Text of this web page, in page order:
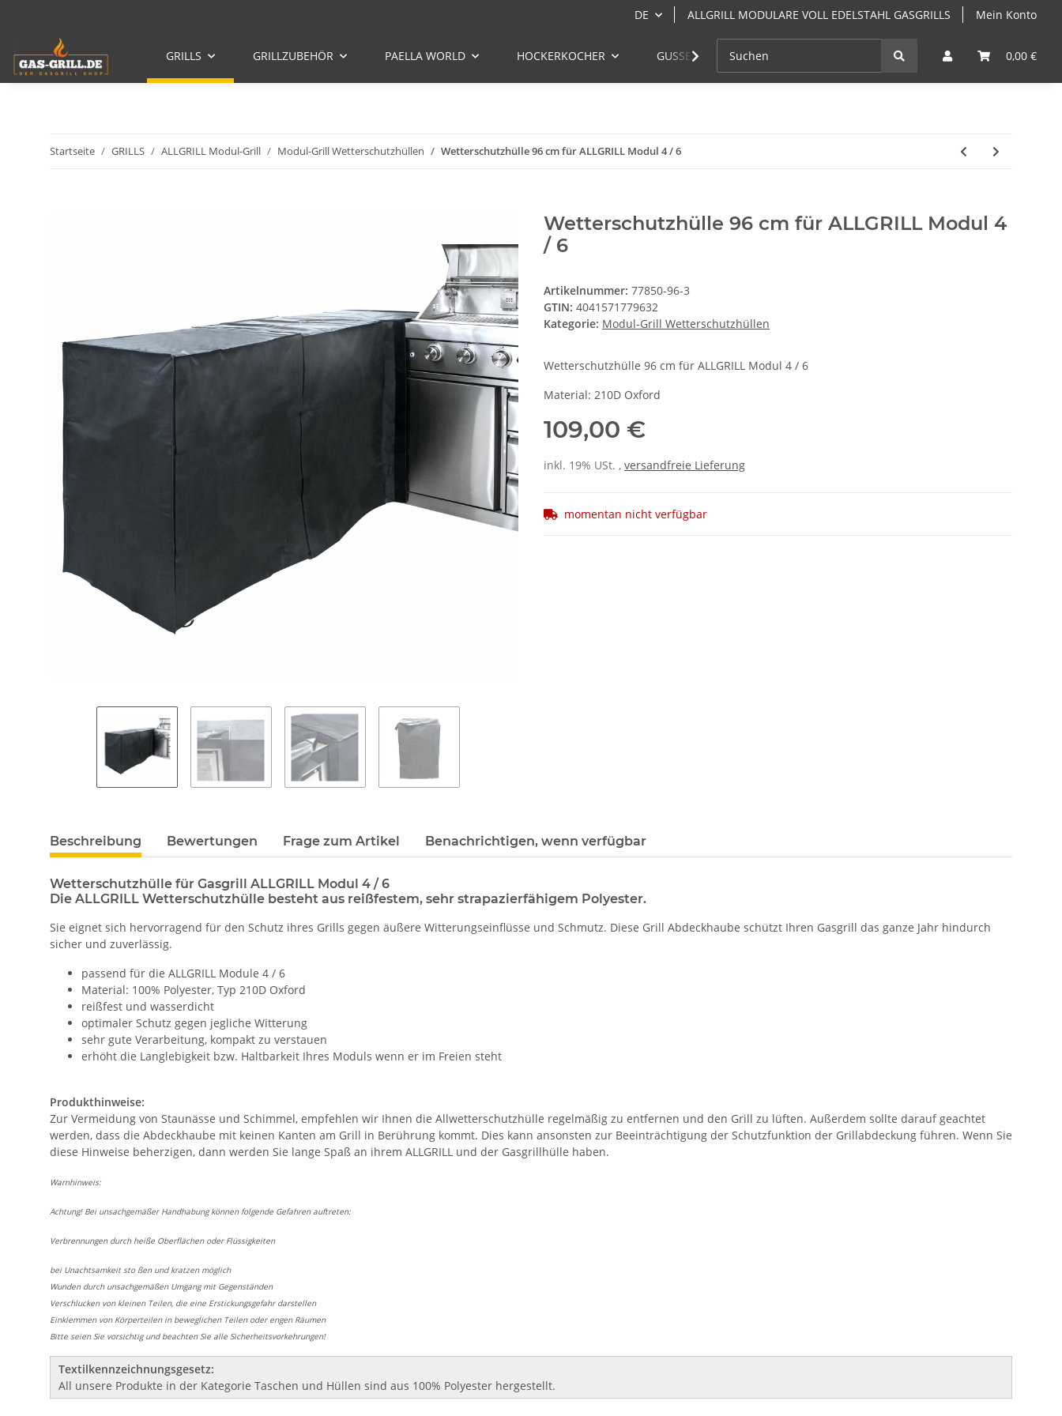
DE ALLGRILL MODULARE VOLL EDELSTAHL GASGRILLS Mein Konto
0,00 €
GRILLS GRILLZUBEHÖR PAELLA WORLD HOCKERKOCHER GUSSEISEN ANGEBOTE GRILLKURSE & GRILLSEMINARE
Startseite GRILLS ALLGRILL Modul-Grill Modul-Grill Wetterschutzhüllen Wetterschutzhülle 96 cm für ALLGRILL Modul 4 / 6
Wetterschutzhülle 96 cm für ALLGRILL Modul 4
/ 6
Artikelnummer: 77850-96-3
GTIN: 4041571779632
Kategorie: Modul-Grill Wetterschutzhüllen
Wetterschutzhülle 96 cm für ALLGRILL Modul 4 / 6
Material: 210D Oxford
109,00 €
inkl. 19% USt. , versandfreie Lieferung
momentan nicht verfügbar
Beschreibung Bewertungen Frage zum Artikel Benachrichtigen, wenn verfügbar
Wetterschutzhülle für Gasgrill ALLGRILL Modul 4 / 6
Die ALLGRILL Wetterschutzhülle besteht aus reißfestem, sehr strapazierfähigem Polyester.
Sie eignet sich hervorragend für den Schutz ihres Grills gegen äußere Witterungseinflüsse und Schmutz. Diese Grill Abdeckhaube schützt Ihren Gasgrill das ganze Jahr hindurch
sicher und zuverlässig.
passend für die ALLGRILL Module 4 / 6
Material: 100% Polyester, Typ 210D Oxford
reißfest und wasserdicht
optimaler Schutz gegen jegliche Witterung
sehr gute Verarbeitung, kompakt zu verstauen
erhöht die Langlebigkeit bzw. Haltbarkeit Ihres Moduls wenn er im Freien steht
Produkthinweise:
Zur Vermeidung von Staunässe und Schimmel, empfehlen wir Ihnen die Allwetterschutzhülle regelmäßig zu entfernen und den Grill zu lüften. Außerdem sollte darauf geachtet
werden, dass die Abdeckhaube mit keinen Kanten am Grill in Berührung kommt. Dies kann ansonsten zur Beeinträchtigung der Schutzfunktion der Grillabdeckung führen. Wenn Sie
diese Hinweise beherzigen, dann werden Sie lange Spaß an ihrem ALLGRILL und der Gasgrillhülle haben.
Warnhinweis:
Achtung! Bei unsachgemäßer Handhabung können folgende Gefahren auftreten:
Verbrennungen durch heiße Oberflächen oder Flüssigkeiten
bei Unachtsamkeit sto ßen und kratzen möglich
Wunden durch unsachgemäßen Umgang mit Gegenständen
Verschlucken von kleinen Teilen, die eine Erstickungsgefahr darstellen
Einklemmen von Körperteilen in beweglichen Teilen oder engen Räumen
Bitte seien Sie vorsichtig und beachten Sie alle Sicherheitsvorkehrungen!
Textilkennzeichnungsgesetz:
All unsere Produkte in der Kategorie Taschen und Hüllen sind aus 100% Polyester hergestellt.